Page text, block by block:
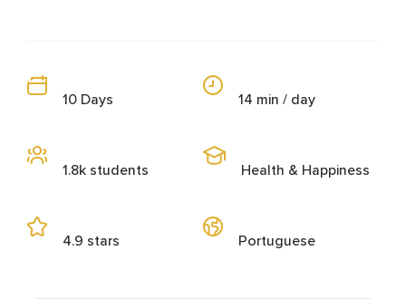
10 Days
1.8k students
4.9 stars
14 min / day
Health & Happiness
Portuguese